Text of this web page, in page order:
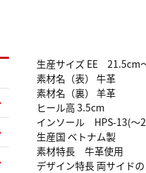
生産サイズ EE 21.5cm
素材名（表） 牛革
素材名（裏） 羊革
ヒール高 3.5cm
インソール HPS-13(～
生産国 ベトナム製
素材特長 牛革使用
デザイン特長 両サイド